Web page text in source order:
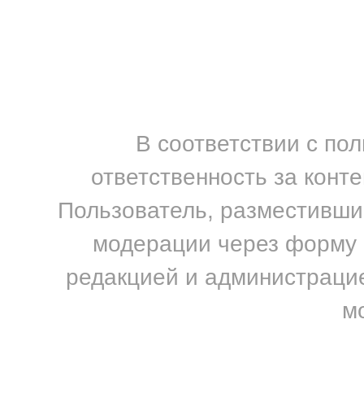
В соответствии с
ответственность за
Пользователь,
модерации через форму
редакцией и